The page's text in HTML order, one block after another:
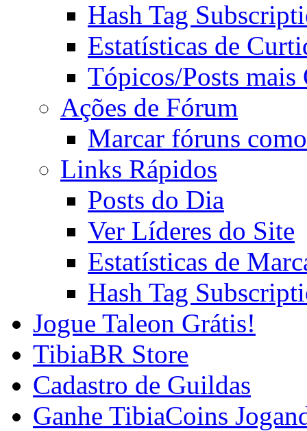
Hash Tag
Estatísticas de
Tópicos/Posts mais
Ações de Fórum
Marcar fóruns
Links Rápidos
Posts do Dia
Ver Líderes do Site
Estatísticas de
Hash Tag
Jogue Taleon Grátis!
TibiaBR Store
Cadastro de Guildas
Ganhe TibiaCoins